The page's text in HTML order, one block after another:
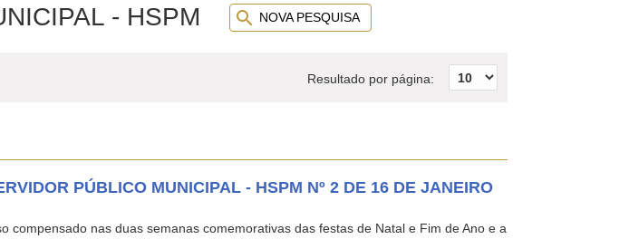
- HSPM NOVA PESQUISA
Resultado por página:
PÚBLICO MUNICIPAL - HSPM Nº 2 DE 16 DE JANEIRO
compensado nas duas semanas comemorativas das festas de Natal e Fim de Ano e a